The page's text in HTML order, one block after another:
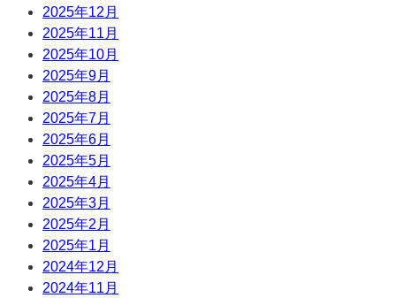
2025年12月
2025年11月
2025年10月
2025年9月
2025年8月
2025年7月
2025年6月
2025年5月
2025年4月
2025年3月
2025年2月
2025年1月
2024年12月
2024年11月